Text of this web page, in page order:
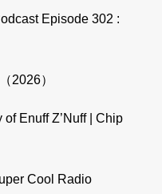
Episode 302 :
2026）
of Enuff Z’Nuff | Chip
Cool Radio